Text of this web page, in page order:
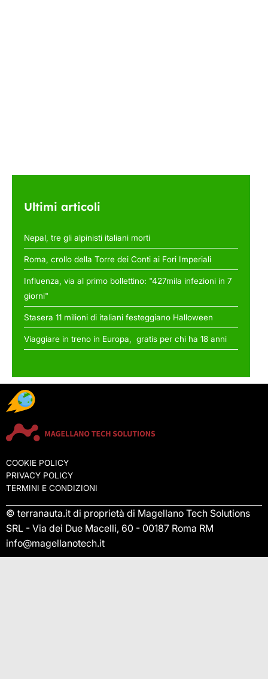
Ultimi articoli
Nepal, tre gli alpinisti italiani morti
Roma, crollo della Torre dei Conti ai Fori Imperiali
Influenza, via al primo bollettino: "427mila infezioni in 7
giorni"
Stasera 11 milioni di italiani festeggiano Halloween
Viaggiare in treno in Europa, gratis per chi ha 18 anni
COOKIE POLICY
PRIVACY POLICY
TERMINI E CONDIZIONI
© terranauta.it di proprietà di Magellano Tech Solutions
SRL - Via dei Due Macelli, 60 - 00187 Roma RM
info@magellanotech.it